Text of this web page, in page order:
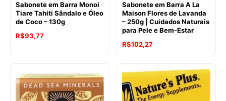
Sabonete em Barra Monoi
Tiare Tahiti Sândalo e Óleo
de Coco – 130g
O
era:
R$134,35.
R$93,77O
é:
R$93,77.
Sabonete em Barra A La
Maison Flores de Lavanda
– 250g | Cuidados Naturais
para Pele e Bem-Estar
O
original
era:
R$121,70.
R$102,27O
atual
é:
R$102,27.